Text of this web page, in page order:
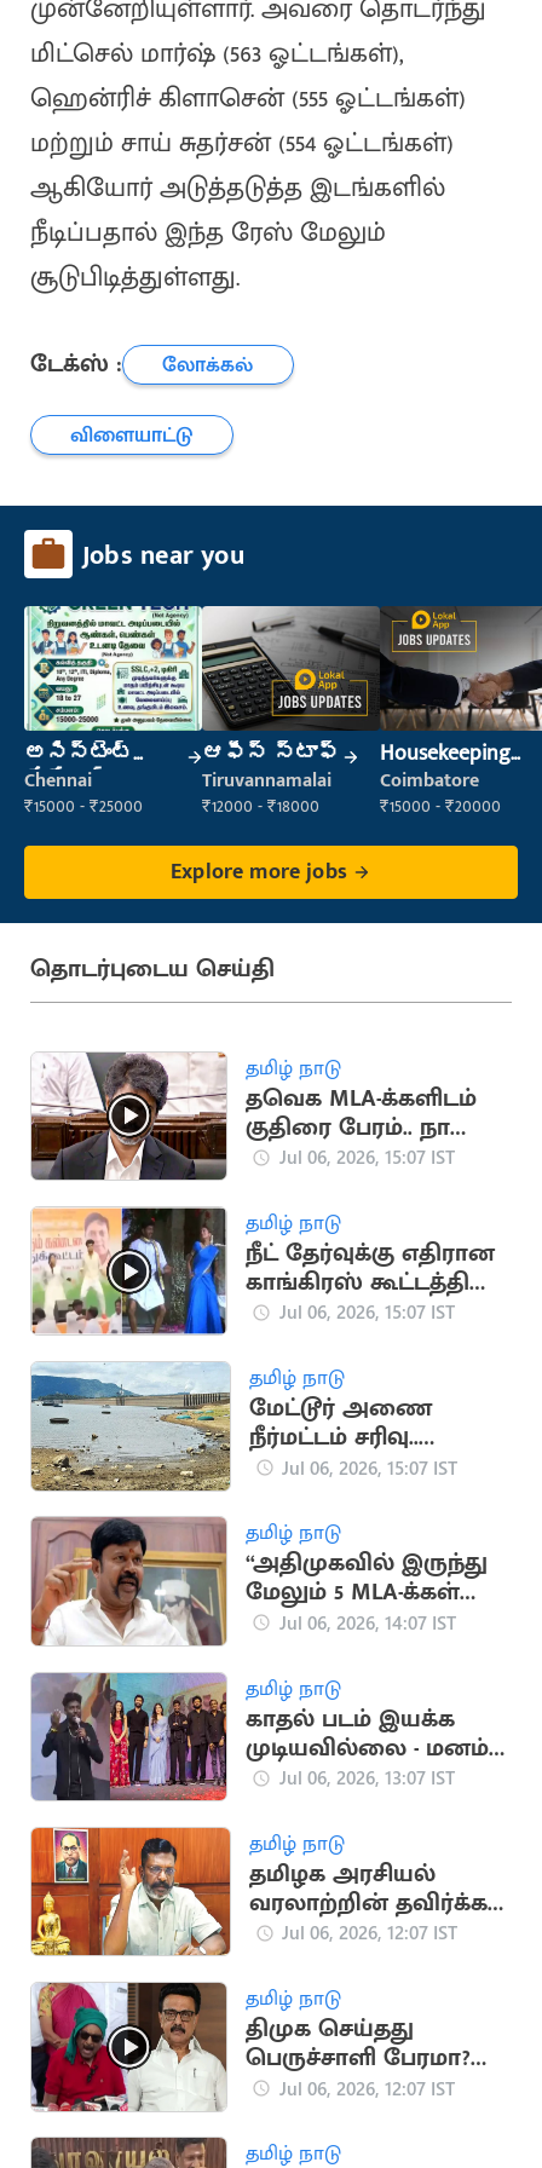
முன்னேறியுள்ளார். அவரை தொடர்ந்து
மிட்செல் மார்ஷ் (563 ஓட்டங்கள்),
ஹென்ரிச் கிளாசென் (555 ஓட்டங்கள்)
மற்றும் சாய் சுதர்சன் (554 ஓட்டங்கள்)
ஆகியோர் அடுத்தடுத்த இடங்களில்
நீடிப்பதால் இந்த ரேஸ் மேலும்
சூடுபிடித்துள்ளது.
டேக்ஸ் :
லோக்கல்
விளையாட்டு
Jobs near you
అసిస్టెంట్
మేనేజర్
Chennai
₹15000 - ₹25000
ఆఫీస్ స్టాఫ్
Tiruvannamalai
₹12000 - ₹18000
Housekeeping
Staff
(Housekeeping)
Coimbatore
₹15000 - ₹20000
Explore more jobs
தொடர்புடைய செய்தி
தமிழ் நாடு
தவெக MLA-க்களிடம்
குதிரை பேரம்.. நாளை
விசாரணை
Jul 06, 2026, 15:07 IST
தமிழ் நாடு
நீட் தேர்வுக்கு எதிரான
காங்கிரஸ் கூட்டத்தில்
'அப்படி போடு'
Jul 06, 2026, 15:07 IST
தமிழ் நாடு
மேட்டூர் அணை
நீர்மட்டம் சரிவு..
டெல்டா விவசாயிகள்
Jul 06, 2026, 15:07 IST
தமிழ் நாடு
“அதிமுகவில் இருந்து
மேலும் 5 MLA-க்கள்
ராஜினாமா”.. கே.சி.
Jul 06, 2026, 14:07 IST
தமிழ் நாடு
காதல் படம் இயக்க
முடியவில்லை - மனம்
திறந்த அட்லீ
Jul 06, 2026, 13:07 IST
தமிழ் நாடு
தமிழக அரசியல்
வரலாற்றின் தவிர்க்க
முடியாத மைல்கல்:
Jul 06, 2026, 12:07 IST
தமிழ் நாடு
திமுக செய்தது
பெருச்சாளி பேரமா?
வைகோ ஆவேசம்
Jul 06, 2026, 12:07 IST
தமிழ் நாடு